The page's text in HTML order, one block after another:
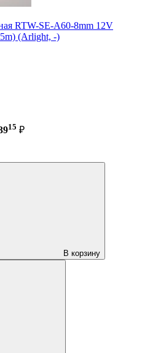
RTW-SE-A60-8mm 12V
(Arlight, -)
15 ₽
В корзину